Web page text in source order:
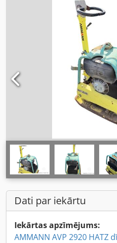
Dati par iekārtu
Iekārtas apzīmējums:
AMMANN AVP 2920 HATZ